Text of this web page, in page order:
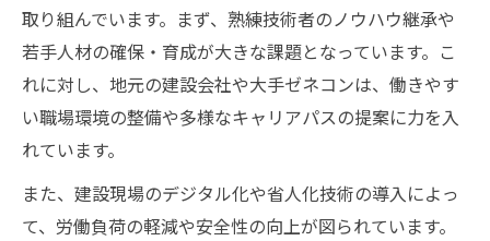
取り組んでいます。まず、熟練技術者のノウハウ継承や
若手人材の確保・育成が大きな課題となっています。こ
れに対し、地元の建設会社や大手ゼネコンは、働きやす
い職場環境の整備や多様なキャリアパスの提案に力を入
れています。
また、建設現場のデジタル化や省人化技術の導入によっ
て、労働負荷の軽減や安全性の向上が図られています。